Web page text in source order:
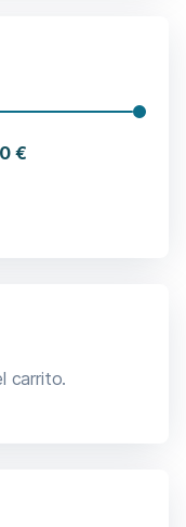
€
carrito.